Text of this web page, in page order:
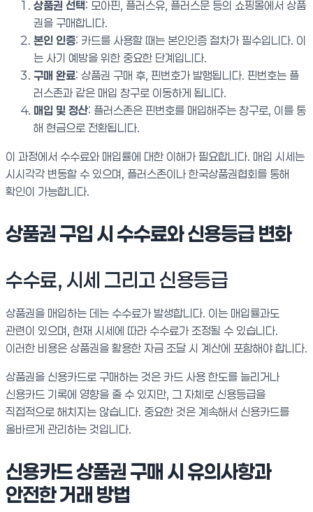
상품권 선택: 모아핀, 플러스유, 플러스문 등의 쇼핑몰에서 상품
권을 구매합니다.
본인 인증: 카드를 사용할 때는 본인인증 절차가 필수입니다. 이
는 사기 예방을 위한 중요한 단계입니다.
구매 완료: 상품권 구매 후, 핀번호가 발행됩니다. 핀번호는 플
러스존과 같은 매입 창구로 이동하게 됩니다.
매입 및 정산: 플러스존은 핀번호를 매입해주는 창구로, 이를 통
해 현금으로 전환됩니다.
이 과정에서 수수료와 매입률에 대한 이해가 필요합니다. 매입 시세는
시시각각 변동할 수 있으며, 플러스존이나 한국상품권협회를 통해
확인이 가능합니다.
상품권 구입 시 수수료와 신용등급 변화
수수료, 시세 그리고 신용등급
상품권을 매입하는 데는 수수료가 발생합니다. 이는 매입률과도
관련이 있으며, 현재 시세에 따라 수수료가 조정될 수 있습니다.
이러한 비용은 상품권을 활용한 자금 조달 시 계산에 포함해야 합니다.
상품권을 신용카드로 구매하는 것은 카드 사용 한도를 늘리거나
신용카드 기록에 영향을 줄 수 있지만, 그 자체로 신용등급을
직접적으로 해치지는 않습니다. 중요한 것은 계속해서 신용카드를
올바르게 관리하는 것입니다.
신용카드 상품권 구매 시 유의사항과
안전한 거래 방법